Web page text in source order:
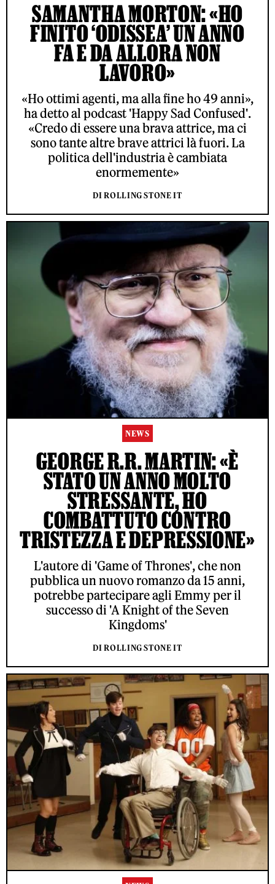
SAMANTHA MORTON: «HO
FINITO ‘ODISSEA’ UN ANNO
FA E DA ALLORA NON
LAVORO»
«Ho ottimi agenti, ma alla fine ho 49 anni»,
ha detto al podcast 'Happy Sad Confused'.
«Credo di essere una brava attrice, ma ci
sono tante altre brave attrici là fuori. La
politica dell'industria è cambiata
enormemente»
DI ROLLING STONE IT
NEWS
GEORGE R.R. MARTIN: «È
STATO UN ANNO MOLTO
STRESSANTE, HO
COMBATTUTO CONTRO
TRISTEZZA E DEPRESSIONE»
L'autore di 'Game of Thrones', che non
pubblica un nuovo romanzo da 15 anni,
potrebbe partecipare agli Emmy per il
successo di 'A Knight of the Seven
Kingdoms'
DI ROLLING STONE IT